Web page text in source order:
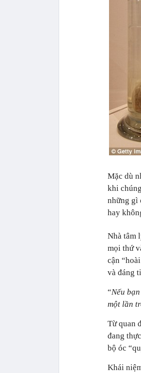
Mặc dù
khi
những gì
hay
Nhà tâm
mọi thứ
cận
và đáng
“Nếu
một lần
Từ quan
đang
bộ óc
Khái